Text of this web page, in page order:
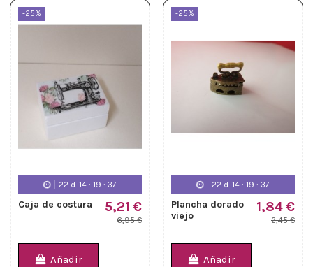
-25%
22d. 14: 19: 36
Caja de costura 5,21 €
6,95 €
Añadir
-25%
22d. 14: 19: 36
Plancha dorado
viejo
1,84 €
2,45 €
Añadir